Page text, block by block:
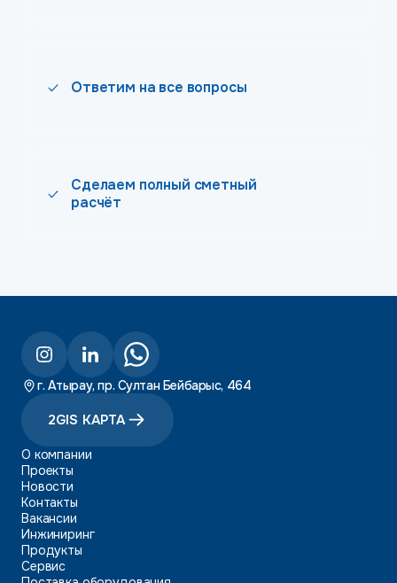
Ответим на все вопросы
Сделаем полный сметный
расчёт
г. Атырау, пр. Султан Бейбарыс, 464
2GIS КАРТА
О компании
Проекты
Новости
Контакты
Вакансии
Инжиниринг
Продукты
Сервис